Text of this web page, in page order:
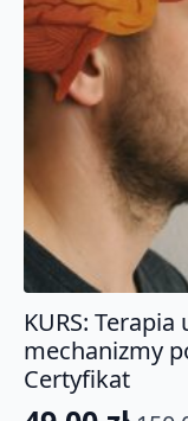
KURS:
mechanizmy
Certyfikat